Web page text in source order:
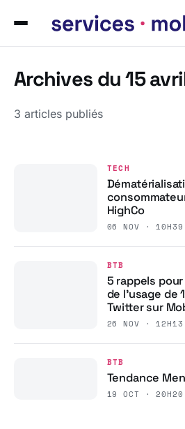
Archives du 15
3 articles publiés
TECH
HighCo
06 NOV · 10H39
BTB
5 rappels
de l’usage de
Twitter sur
26 NOV · 12H13
BTB
Tendance
19 OCT · 20H20